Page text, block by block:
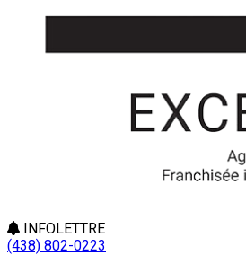
INFOLETTRE
(438) 802-0223